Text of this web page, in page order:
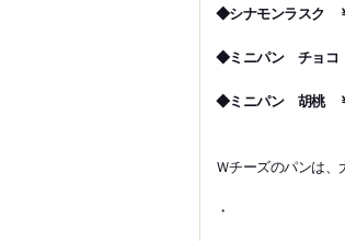
◆シナモンラスク
◆ミニパン チョコ
◆ミニパン 胡桃
Ｗチーズのパンは
・